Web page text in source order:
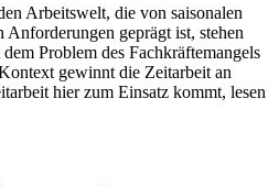
Arbeitswelt, die von saisonalen
Anforderungen geprägt ist, stehen
Problem des Fachkräftemangels
gewinnt die Zeitarbeit an
hier zum Einsatz kommt, lesen